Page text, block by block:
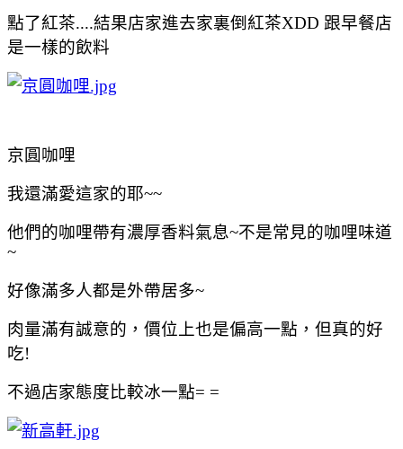
點了紅茶....結果店家進去家裏倒紅茶XDD 跟早餐店
是一樣的飲料
京圓咖哩
我還滿愛這家的耶~~
他們的咖哩帶有濃厚香料氣息~不是常見的咖哩味道
~
好像滿多人都是外帶居多~
肉量滿有誠意的，價位上也是偏高一點，但真的好
吃!
不過店家態度比較冰一點= =